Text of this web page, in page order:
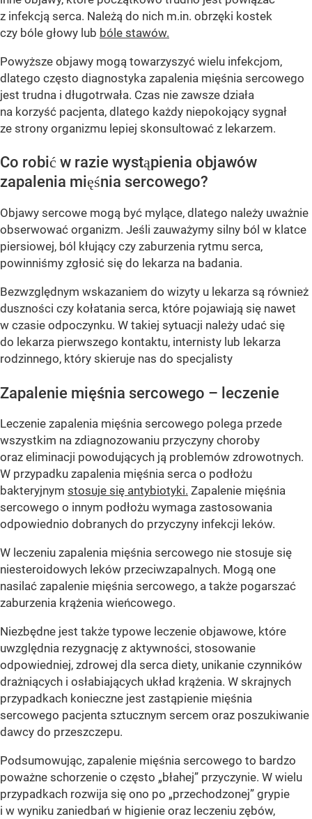
z infekcją serca. Należą do nich m.in. obrzęki kostek
czy bóle głowy lub bóle stawów.
Powyższe objawy mogą towarzyszyć wielu infekcjom,
dlatego często diagnostyka zapalenia mięśnia sercowego
jest trudna i długotrwała. Czas nie zawsze działa
na korzyść pacjenta, dlatego każdy niepokojący sygnał
ze strony organizmu lepiej skonsultować z lekarzem.
Co robić w razie wystąpienia objawów
zapalenia mięśnia sercowego?
Objawy sercowe mogą być mylące, dlatego należy uważnie
obserwować organizm. Jeśli zauważymy silny ból w klatce
piersiowej, ból kłujący czy zaburzenia rytmu serca,
powinniśmy zgłosić się do lekarza na badania.
Bezwzględnym wskazaniem do wizyty u lekarza są również
duszności czy kołatania serca, które pojawiają się nawet
w czasie odpoczynku. W takiej sytuacji należy udać się
do lekarza pierwszego kontaktu, internisty lub lekarza
rodzinnego, który skieruje nas do specjalisty
Zapalenie mięśnia sercowego – leczenie
Leczenie zapalenia mięśnia sercowego polega przede
wszystkim na zdiagnozowaniu przyczyny choroby
oraz eliminacji powodujących ją problemów zdrowotnych.
W przypadku zapalenia mięśnia serca o podłożu
bakteryjnym stosuje się antybiotyki. Zapalenie mięśnia
sercowego o innym podłożu wymaga zastosowania
odpowiednio dobranych do przyczyny infekcji leków.
W leczeniu zapalenia mięśnia sercowego nie stosuje się
niesteroidowych leków przeciwzapalnych. Mogą one
nasilać zapalenie mięśnia sercowego, a także pogarszać
zaburzenia krążenia wieńcowego.
Niezbędne jest także typowe leczenie objawowe, które
uwzględnia rezygnację z aktywności, stosowanie
odpowiedniej, zdrowej dla serca diety, unikanie czynników
drażniących i osłabiających układ krążenia. W skrajnych
przypadkach konieczne jest zastąpienie mięśnia
sercowego pacjenta sztucznym sercem oraz poszukiwanie
dawcy do przeszczepu.
Podsumowując, zapalenie mięśnia sercowego to bardzo
poważne schorzenie o często „błahej” przyczynie. W wielu
przypadkach rozwija się ono po „przechodzonej” grypie
i w wyniku zaniedbań w higienie oraz leczeniu zębów,